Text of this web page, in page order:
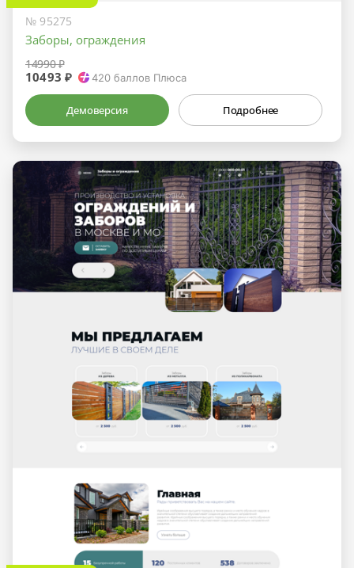
№ 95275
Заборы, ограждения
14990 ₽
10493 ₽ 420 баллов Плюса
Демоверсия Подробнее